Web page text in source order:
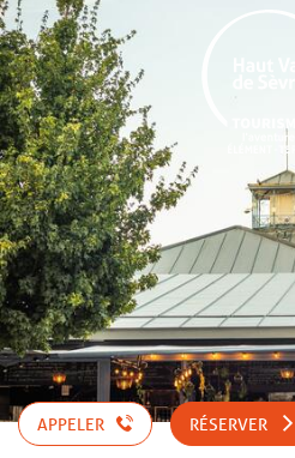
Aller
au
contenu
principal
APPELER RÉSERVER